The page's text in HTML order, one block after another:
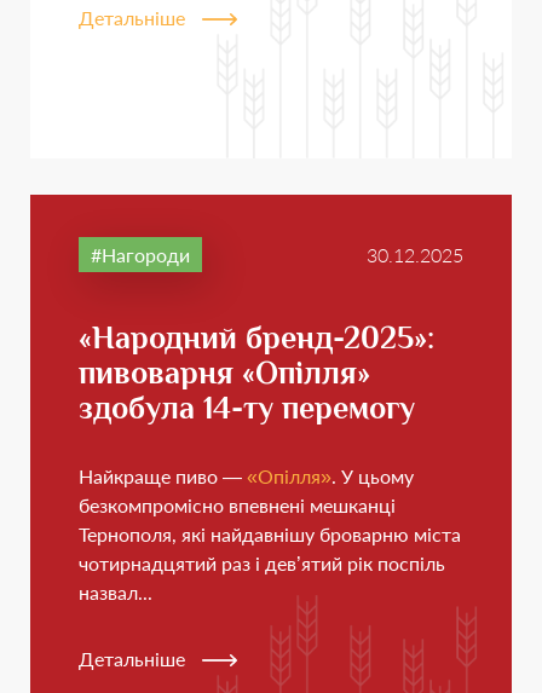
Детальніше
Нагороди 30.12.2025
«Народний бренд-2025»:
пивоварня «Опілля»
здобула 14-ту перемогу
Найкраще пиво — «Опілля» . У цьому
безкомпромісно впевнені мешканці
Тернополя, які найдавнішу броварню міста
чотирнадцятий раз і дев’ятий рік поспіль
назвал...
Детальніше